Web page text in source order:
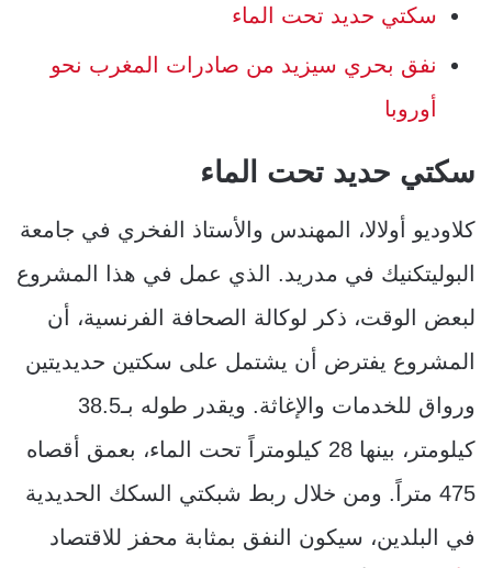
سكتي حديد تحت الماء
نفق بحري سيزيد من صادرات المغرب نحو
أوروبا
سكتي حديد تحت الماء
كلاوديو أولالا، المهندس والأستاذ الفخري في جامعة
البوليتكنيك في مدريد. الذي عمل في هذا المشروع
لبعض الوقت، ذكر لوكالة الصحافة الفرنسية، أن
المشروع يفترض أن يشتمل على سكتين حديديتين
ورواق للخدمات والإغاثة. ويقدر طوله بـ38.5
كيلومتر، بينها 28 كيلومتراً تحت الماء، بعمق أقصاه
475 متراً. ومن خلال ربط شبكتي السكك الحديدية
في البلدين، سيكون النفق بمثابة محفز للاقتصاد